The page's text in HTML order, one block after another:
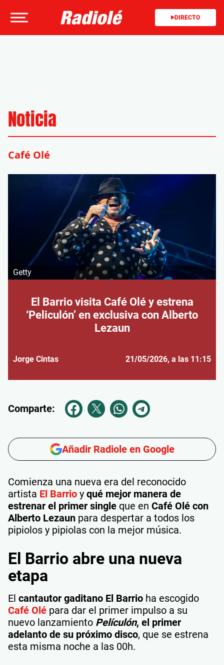
DIRECTO
Noticia
Café Olé
Getty
El Barrio visita Café Olé y estrena
‘Peliculón’ en exclusiva con Alberto
Lezaun
Jorge Cintas 21/05/2026, a las 11:15
Comparte:
Añadir Radiole en Google
Comienza una nueva era del reconocido
artista El Barrio y qué mejor manera de
estrenar el primer single que en Café Olé con
Alberto Lezaun para despertar a todos los
pipiolos y pipiolas con la mejor música.
El Barrio abre una nueva
etapa
El cantautor gaditano El Barrio ha escogido
Café Olé para dar el primer impulso a su
nuevo lanzamiento Películón, el primer
adelanto de su próximo disco, que se estrena
esta misma noche a las 00h.